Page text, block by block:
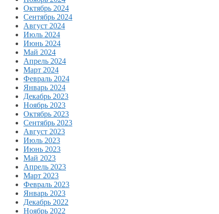
Октябрь 2024
Сентябрь 2024
Август 2024
Июль 2024
Июнь 2024
Май 2024
Апрель 2024
Март 2024
Февраль 2024
Январь 2024
Декабрь 2023
Ноябрь 2023
Октябрь 2023
Сентябрь 2023
Август 2023
Июль 2023
Июнь 2023
Май 2023
Апрель 2023
Март 2023
Февраль 2023
Январь 2023
Декабрь 2022
Ноябрь 2022